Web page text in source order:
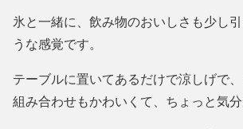
氷と一緒に、飲み物のおいしさも少し
うな感覚です。
テーブルに置いてあるだけで涼しげで
組み合わせもかわいくて、ちょっと気分